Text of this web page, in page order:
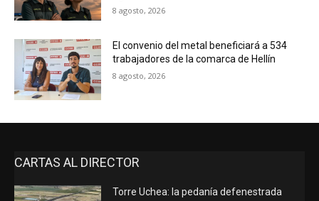
8 agosto, 2026
El convenio del metal beneficiará a 534
trabajadores de la comarca de Hellín
8 agosto, 2026
CARTAS AL DIRECTOR
Torre Uchea: la pedanía defenestrada